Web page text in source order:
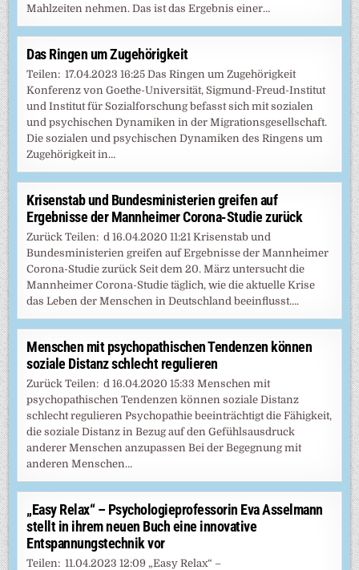
Mahlzeiten nehmen. Das ist das Ergebnis einer…
Das Ringen um Zugehörigkeit
Teilen: 17.04.2023 16:25 Das Ringen um Zugehörigkeit
Konferenz von Goethe-Universität, Sigmund-Freud-Institut
und Institut für Sozialforschung befasst sich mit sozialen
und psychischen Dynamiken in der Migrationsgesellschaft.
Die sozialen und psychischen Dynamiken des Ringens um
Zugehörigkeit in…
Krisenstab und Bundesministerien greifen auf
Ergebnisse der Mannheimer Corona-Studie zurück
Zurück Teilen: d 16.04.2020 11:21 Krisenstab und
Bundesministerien greifen auf Ergebnisse der Mannheimer
Corona-Studie zurück Seit dem 20. März untersucht die
Mannheimer Corona-Studie täglich, wie die aktuelle Krise
das Leben der Menschen in Deutschland beeinflusst….
Menschen mit psychopathischen Tendenzen können
soziale Distanz schlecht regulieren
Zurück Teilen: d 16.04.2020 15:33 Menschen mit
psychopathischen Tendenzen können soziale Distanz
schlecht regulieren Psychopathie beeinträchtigt die Fähigkeit,
die soziale Distanz in Bezug auf den Gefühlsausdruck
anderer Menschen anzupassen Bei der Begegnung mit
anderen Menschen…
„Easy Relax“ – Psychologieprofessorin Eva Asselmann
stellt in ihrem neuen Buch eine innovative
Entspannungstechnik vor
Teilen: 11.04.2023 12:09 „Easy Relax“ –